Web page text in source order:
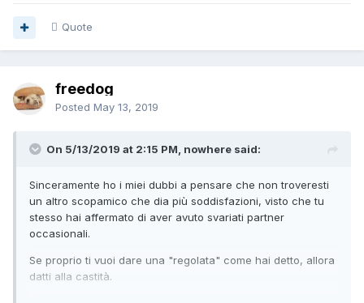
E' una cosa più da lesbiche quella.
Quote
freedog
Posted May 13, 2019
On 5/13/2019 at 2:15 PM, nowhere said:
Sinceramente ho i miei dubbi a pensare che non troveresti
un altro scopamico che dia più soddisfazioni, visto che tu
stesso hai affermato di aver avuto svariati partner
occasionali.
Se proprio ti vuoi dare una "regolata" come hai detto, allora
datti alla castità.